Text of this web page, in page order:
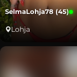
SelmaLohja78 (45)
Lohja